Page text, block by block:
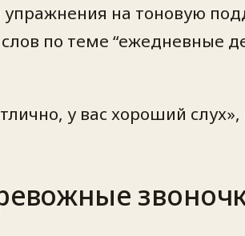
упражнения на тоновую
по теме “ежедневные
у вас хороший